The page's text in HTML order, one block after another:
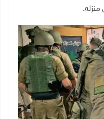
منزله.